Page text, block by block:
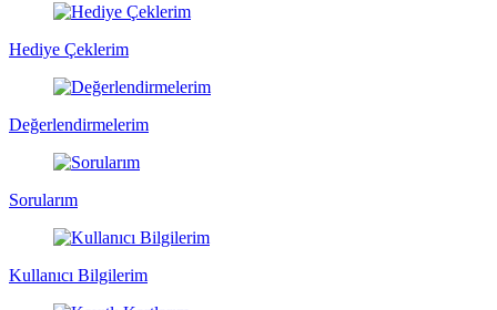
Hediye Çeklerim
Değerlendirmelerim
Sorularım
Kullanıcı Bilgilerim